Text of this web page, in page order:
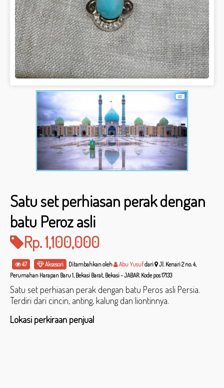
AD
Satu set perhiasan perak dengan
batu Peroz asli
Rp. 1,100,000
47 Aksesori Ditambahkan oleh Abu Yusufdari
Jl. Kenari 2 no. 4,
Perumahan Harapan Baru 1, Bekasi Barat, Bekasi - JABAR. Kode pos 17133
Satu set perhiasan perak dengan batu Peros asli Persia.
Terdiri dari cincin, anting, kalung dan liontinnya.
Lokasi perkiraan penjual